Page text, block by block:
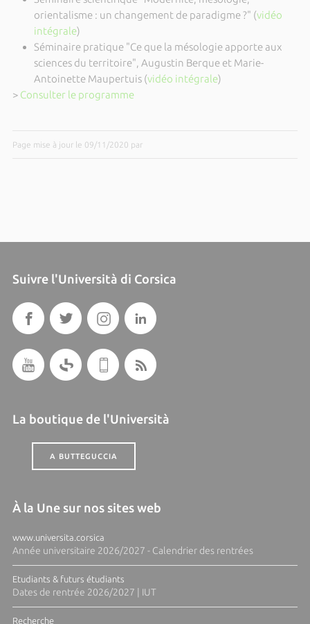
orientalisme : un changement de paradigme ?" (vidéo
intégrale)
Séminaire pratique "Ce que la mésologie apporte aux
sciences du territoire", Augustin Berque et Marie-
Antoinette Maupertuis (vidéo intégrale)
> Consulter le programme
Page mise à jour le 09/11/2020 par
Suivre l'Università di Corsica
La boutique de l'Università
A BUTTEGUCCIA
À la Une sur nos sites web
www.universita.corsica
Année universitaire 2026/2027 - Calendrier des rentrées
Etudiants & futurs étudiants
Dates de rentrée 2026/2027 | IUT
Recherche